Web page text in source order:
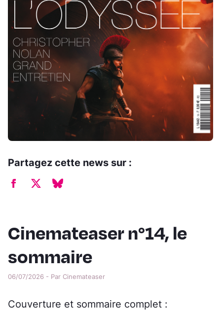
Cinemateaser n°14, le
sommaire
06/07/2026 - Par Cinemateaser
Couverture et sommaire complet :
Partagez cette news sur :